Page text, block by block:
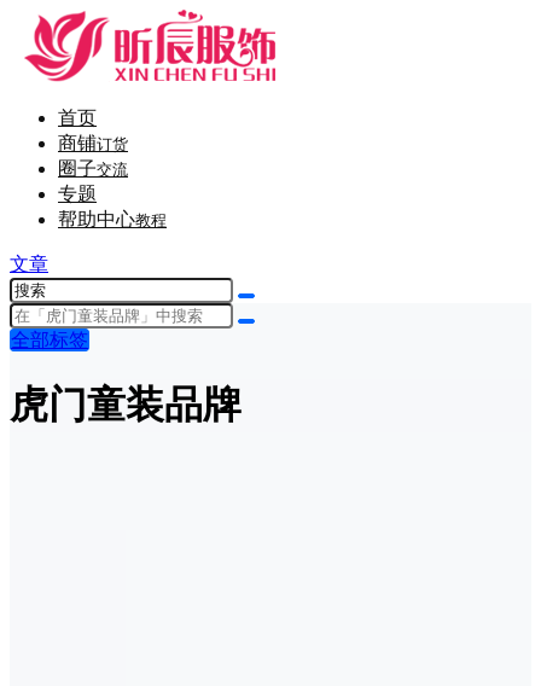
首页
商铺订货
圈子交流
专题
帮助中心教程
文章
全部标签
虎门童装品牌